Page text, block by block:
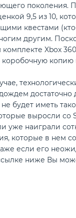
поколения.
9,5 из 10,
квестами
другим.
комплекте Xbox
копию
достаточно
будет иметь
выросли со
уже наиграли
которые в нем
если его
ниже Вы